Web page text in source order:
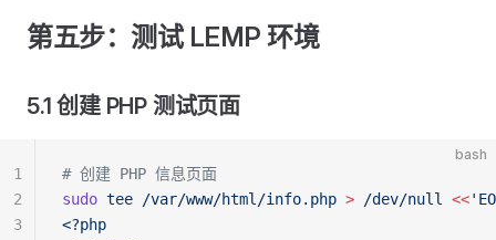
第五步：测试 LEMP 环境
5.1 创建 PHP 测试页面
bash
# 创建 PHP 信息页面
sudo tee /var/www/html/info.php > /dev/null <<
<?php
1
2
3